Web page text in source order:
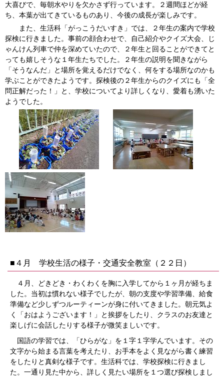
大喜びで、毎朝水やりを欠かさず行っています。２週間ほどが経
ち、本葉が出てきているものあり、今後の成長が楽しみです。
また、生活科「がっこうだいすき」では、２年生の案内で学校
探検に行きました。事前の顔合わせで、自己紹介やクイズ大会、じ
ゃんけん列車で仲を深めていたので、２年生と回ることができてと
っても嬉しそうな１年生たちでした。２年生の説明を聞きながら
「そうなんだ」と場所を覚えるだけでなく、何をする場所なのかも
学ぶことができたようです。探検後の２年生からのクイズにも「全
問正解だった！」と、学校についてより詳しくなり、愛着も湧いた
ようでした。
■４月 学校生活の様子・交通安全教室（２２日）
４月、どきどき・わくわくを胸に入学してから１ヶ月が経ちま
した。当初は慣れない様子でしたが、朝の支度や学習準備、給食
準備など少しずつルーティーンが身に付いてきました。朝元気よ
く「おはようございます！」と挨拶をしたり、クラスのお友達と
楽しげに会話したりする様子が微笑ましいです。
国語の学習では、「ひらがな」を１字１字学んでいます。その
文字から始まる言葉を考えたり、お手本をよく見ながら書く練習
をしたりと真剣な様子です。生活科では、学校探検に行きまし
た。一通り見た中から、詳しく見たい場所を１つ選び探検しまし